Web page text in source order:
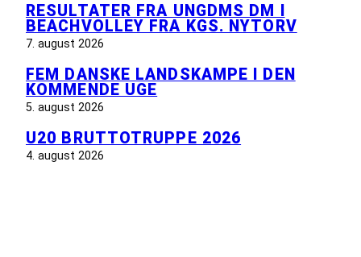
RESULTATER FRA UNGDMS DM I
BEACHVOLLEY FRA KGS. NYTORV
7. august 2026
FEM DANSKE LANDSKAMPE I DEN
KOMMENDE UGE
5. august 2026
U20 BRUTTOTRUPPE 2026
4. august 2026